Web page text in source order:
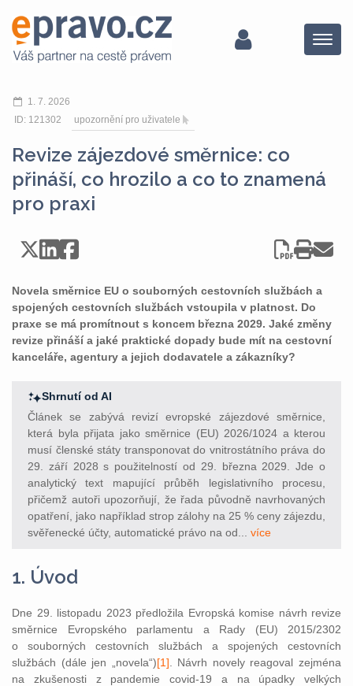
Menu
1. 7. 2026
ID: 121302
upozornění pro uživatele
Revize zájezdové směrnice: co
přináší, co hrozilo a co to znamená
pro praxi
Novela směrnice EU o souborných cestovních službách a
spojených cestovních službách vstoupila v platnost. Do
praxe se má promítnout s koncem března 2029. Jaké změny
revize přináší a jaké praktické dopady bude mít na cestovní
kanceláře, agentury a jejich dodavatele a zákazníky?
Shrnutí od AI
Článek se zabývá revizí evropské zájezdové směrnice,
která byla přijata jako směrnice (EU) 2026/1024 a kterou
musí členské státy transponovat do vnitrostátního práva do
29. září 2028 s použitelností od 29. března 2029. Jde o
analytický text mapující průběh legislativního procesu,
přičemž autoři upozorňují, že řada původně navrhovaných
opatření, jako například strop zálohy na 25 % ceny zájezdu,
svěřenecké účty, automatické právo na od... více
1. Úvod
Dne 29. listopadu 2023 předložila Evropská komise návrh revize
směrnice Evropského parlamentu a Rady (EU) 2015/2302
o souborných cestovních službách a spojených cestovních
službách (dále jen „novela“)[1] . Návrh novely reagoval zejména
na zkušenosti z pandemie covid-19 a na úpadky velkých